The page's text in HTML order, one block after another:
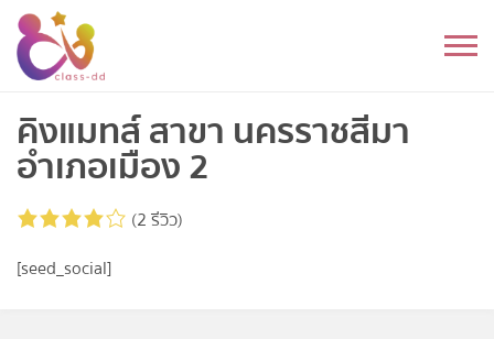
Skip
content
อนุบาล
ประถม
มัธยมต้น
คิงแมทส์ สาขา นครราชสีมา
อำเภอเมือง 2
(2 รีวิว)
[seed_social]